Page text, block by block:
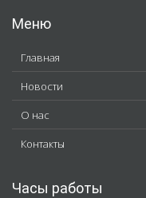
Меню
Главная
Новости
О нас
Контакты
Часы работы